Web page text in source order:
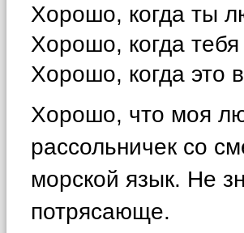
Хорошо, когда ты
Хорошо, когда
Хорошо, когда это
Хорошо, что моя
рассольничек со
морской язык. Не
потрясающе.